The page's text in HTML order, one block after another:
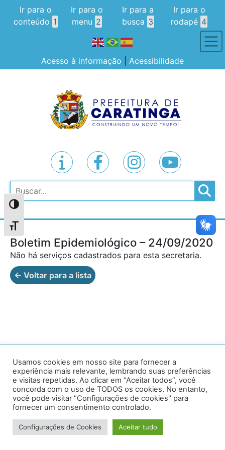
Alternar alto contraste
Alternar tamanho da fonte
Ir para o
conteúdo 1
Ir para o
menu 2
Ir para a
busca 3
Ir para o
rodapé 4
Acesso à informação Acessibilidade
Pesquisar
Boletim Epidemiológico – 24/09/2020
Não há serviços cadastrados para esta secretaria.
← Voltar para a lista
Av. Prof. Armando Alves da Silva, nº 1950 - Zacarias,
Caratinga - MG - 35302-403 / Tel: (33) 3329 8000
Desenvolvido por VersaTec
Usamos cookies em nosso site para fornecer a
experiência mais relevante, lembrando suas preferências
e visitas repetidas. Ao clicar em “Aceitar todos”, você
concorda com o uso de TODOS os cookies. No entanto,
você pode visitar "Configurações de cookies" para
fornecer um consentimento controlado.
Configurações de Cookies Aceitar tudo